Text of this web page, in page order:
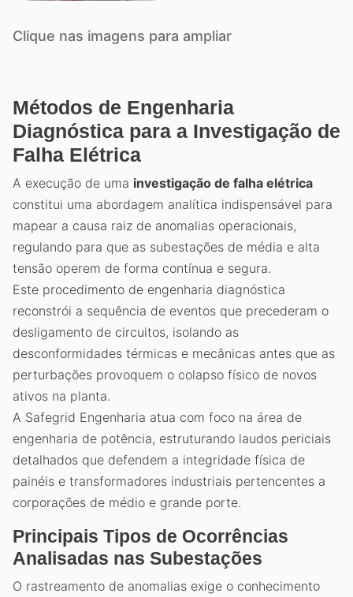
Clique nas imagens para ampliar
Métodos de Engenharia
Diagnóstica para a Investigação de
Falha Elétrica
A execução de uma investigação de falha elétrica
constitui uma abordagem analítica indispensável para
mapear a causa raiz de anomalias operacionais,
regulando para que as subestações de média e alta
tensão operem de forma contínua e segura.
Este procedimento de engenharia diagnóstica
reconstrói a sequência de eventos que precederam o
desligamento de circuitos, isolando as
desconformidades térmicas e mecânicas antes que as
perturbações provoquem o colapso físico de novos
ativos na planta.
A Safegrid Engenharia atua com foco na área de
engenharia de potência, estruturando laudos periciais
detalhados que defendem a integridade física de
painéis e transformadores industriais pertencentes a
corporações de médio e grande porte.
Principais Tipos de Ocorrências
Analisadas nas Subestações
O rastreamento de anomalias exige o conhecimento